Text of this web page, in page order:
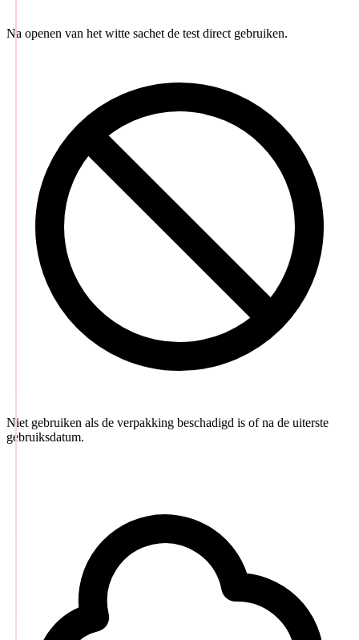
Na openen van het witte sachet de test direct gebruiken.
Niet gebruiken als de verpakking beschadigd is of na de uiterste
gebruiksdatum.